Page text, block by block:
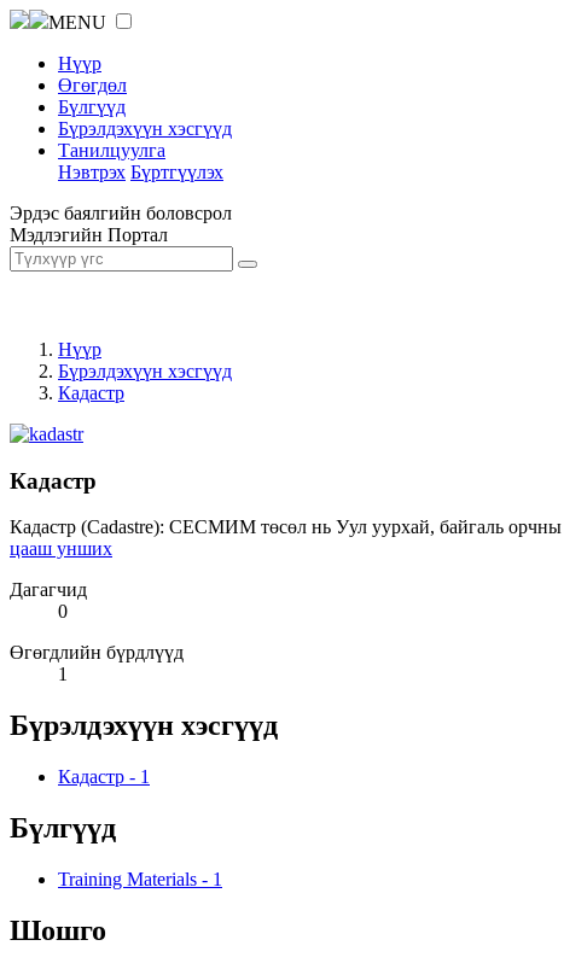
MENU
Нүүр
Өгөгдөл
Бүлгүүд
Бүрэлдэхүүн хэсгүүд
Танилцуулга
Нэвтрэх Бүртгүүлэх
Эрдэс баялгийн боловсрол
Мэдлэгийн Портал
Нүүр
Бүрэлдэхүүн хэсгүүд
Кадастр
Кадастр
Кадастр (Cadastre): СЕСМИМ төсөл нь Уул уурхай, байгаль орчны
цааш унших
Дагагчид
0
Өгөгдлийн бүрдлүүд
1
Бүрэлдэхүүн хэсгүүд
Кадастр - 1
Бүлгүүд
Training Materials - 1
Шошго